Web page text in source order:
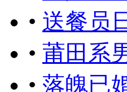
• 送餐员
• 莆田系
• 落魄已